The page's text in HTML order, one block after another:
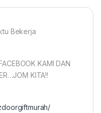
Bekerja
KAMI DAN
KITA!!